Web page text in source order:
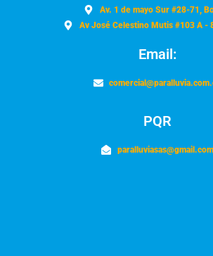
Av. 1 de mayo Sur #28-71,
Av José Celestino Mutis #103 A -
Email:
PQR
paralluviasas@gmail.com